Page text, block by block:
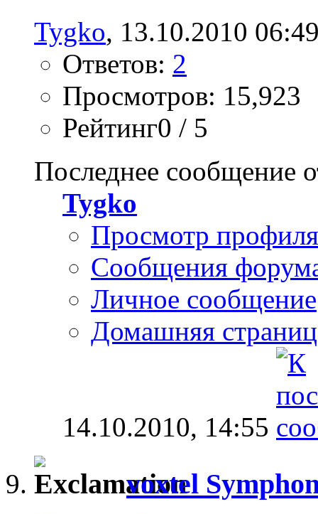
Tygko, 13.10.2010
Ответов: 2
Просмотров: 15,923
Рейтинг0 / 5
Последнее сообщение
Tygko
Просмотр профиля
Сообщения
Личное сообщение
Домашняя
14.10.2010, 14:55
voxtel